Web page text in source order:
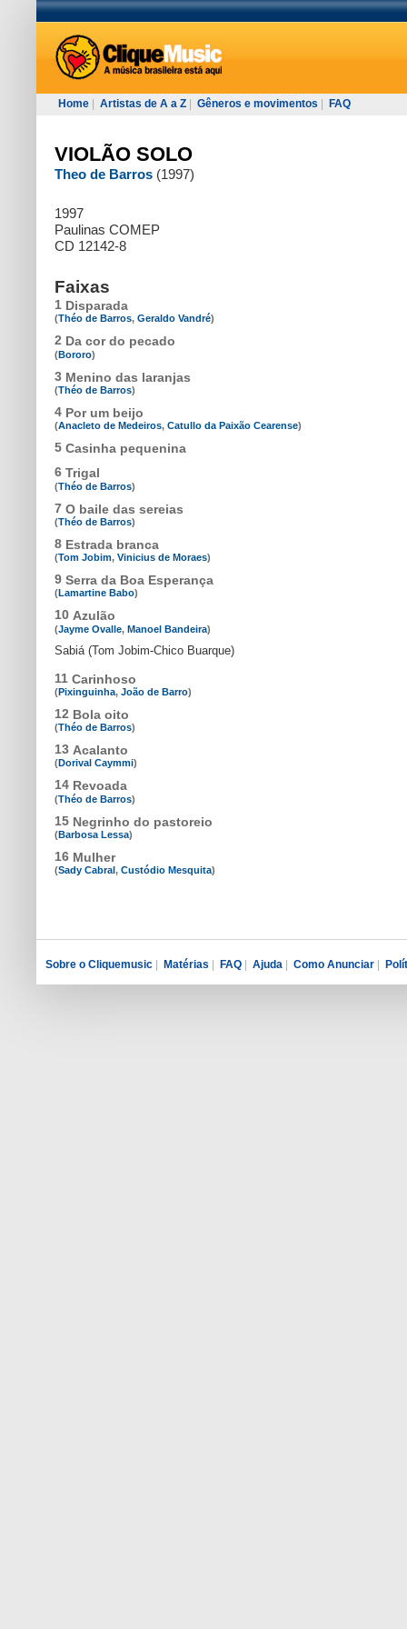
Home Artistas de A a Z Gêneros e movimentos FAQ
VIOLÃO SOLO
Theo de Barros (1997)
1997
Paulinas COMEP
CD 12142-8
Faixas
1 Disparada
(Théo de Barros, Geraldo Vandré)
2 Da cor do pecado
(Bororo)
3 Menino das laranjas
(Théo de Barros)
4 Por um beijo
(Anacleto de Medeiros, Catullo da Paixão Cearense)
5 Casinha pequenina
6 Trigal
(Théo de Barros)
7 O baile das sereias
(Théo de Barros)
8 Estrada branca
(Tom Jobim, Vinicius de Moraes)
9 Serra da Boa Esperança
(Lamartine Babo)
10 Azulão
(Jayme Ovalle, Manoel Bandeira)
Sabiá (Tom Jobim-Chico Buarque)
11 Carinhoso
(Pixinguinha, João de Barro)
12 Bola oito
(Théo de Barros)
13 Acalanto
(Dorival Caymmi)
14 Revoada
(Théo de Barros)
15 Negrinho do pastoreio
(Barbosa Lessa)
16 Mulher
(Sady Cabral , Custódio Mesquita)
Sobre o Cliquemusic Matérias FAQ Ajuda Como Anunciar